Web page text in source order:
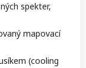
spekter,
mapovací
(cooling